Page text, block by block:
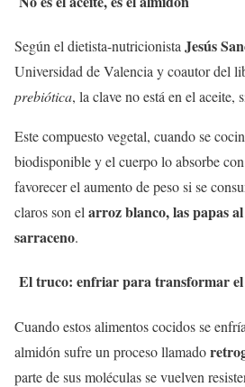
Según el dietista-nutricionista Jesús
Universidad de Valencia y coautor del
prebiótica, la clave no está en el aceite,
Este compuesto vegetal, cuando se
biodisponible y el cuerpo lo absorbe
favorecer el aumento de peso si se
claros son el arroz blanco, las papas
sarraceno.
El truco: enfriar para transformar
Cuando estos alimentos cocidos se
almidón sufre un proceso llamado
parte de sus moléculas se vuelven